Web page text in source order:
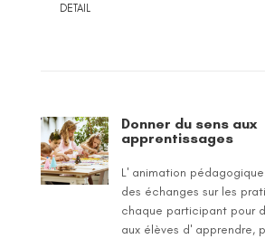
DETAIL
Donner du sens aux
apprentissages
L' animation
des échanges sur les
chaque participant pour
aux élèves d' apprendre,